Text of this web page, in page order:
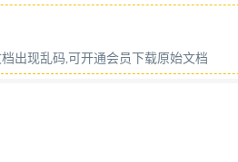
出现乱码,可开通会员下载原始文档